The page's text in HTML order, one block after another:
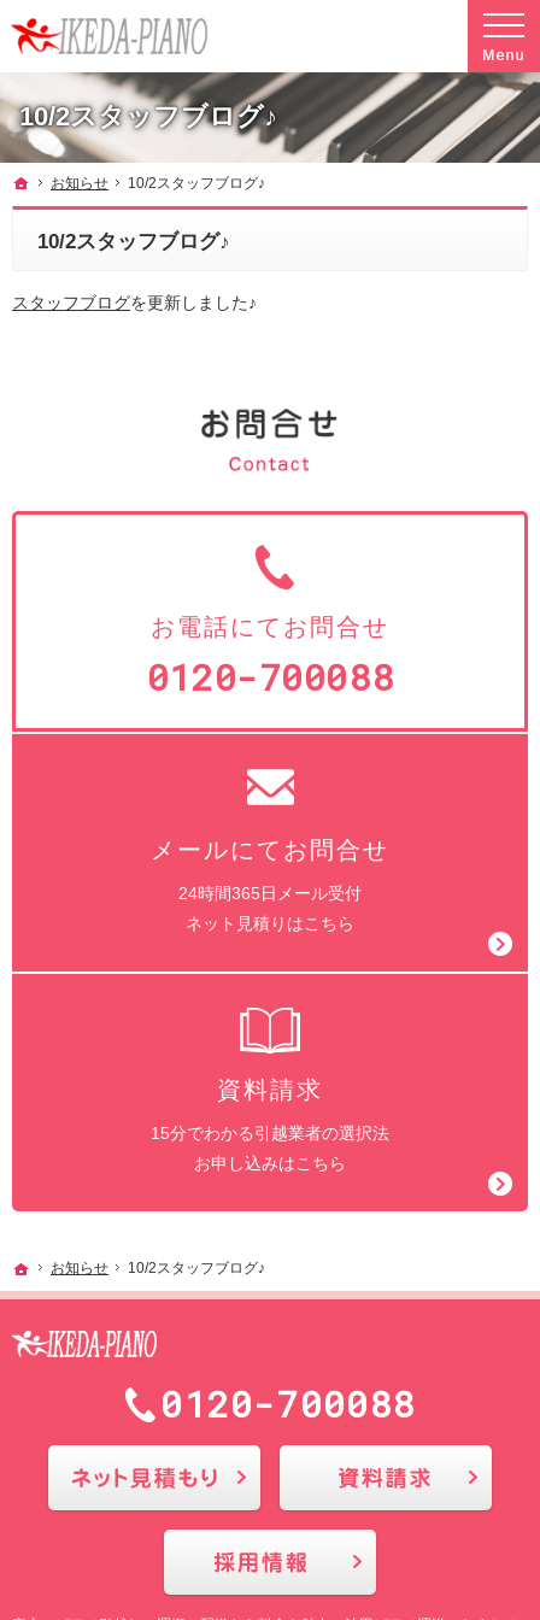
10/2スタッフブログ♪
調律やクリーニングも行っています。ピアノ引越し・運搬・配送なら料金も魅力の当社へ
ホーム
お知らせ 10/2スタッフブログ♪
10/2スタッフブログ♪
スタッフブログを更新しました♪
お電話にてお問合せ
0120-700088
メールにてお問合せ
24時間365日メール受付
ネット見積りはこちら
資料請求
15分でわかる引越業者の選択法
お申し込みはこちら
ホーム
お知らせ 10/2スタッフブログ♪
0120-700088